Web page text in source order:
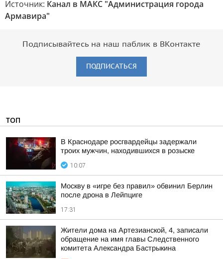
Источник: Канал в МАКС "Администрация города
Армавира"
Подписывайтесь на наш паблик в ВКонтакте
ПОДПИСАТЬСЯ
ТОП
В Краснодаре росгвардейцы задержали
троих мужчин, находившихся в розыске
10:07
Москву в «игре без правил» обвинил Берлин
после дрона в Лейпциге
17:31
Жители дома на Артезианской, 4, записали
обращение на имя главы Следственного
комитета Александра Бастрыкина